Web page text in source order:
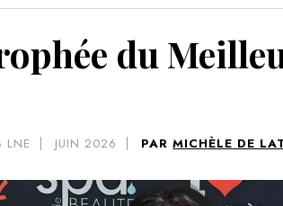
du
LNE JUIN 2026 PAR MICHÈLE DE